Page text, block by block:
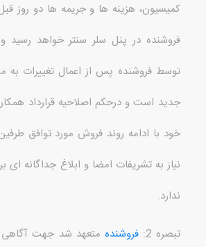
کمیسیون، هزینه ها و جریمه ها دو روز
فروشنده در پنل سلر سنتر خواهد رسید
توسط فروشنده پس از اعمال تغییرات به
جدید است و درحکم اصلاحیه قرارداد
خود با ادامه روند فروش مورد توافق
نیاز به تشریفات امضا و ابلاغ جداگانه ای
ندارد.
تبصره 2: فروشنده متعهد شد جهت آگاهی